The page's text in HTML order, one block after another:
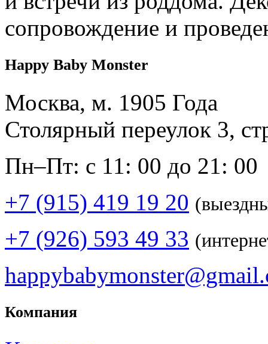
сопровождение и
Happy Baby Monster
Москва, м. 1905 Года
Столярный переулок 3,
Пн–Пт: с 11: 00 до 21: 00
+7 (915) 419 19 20
+7 (926) 593 49 33
Компания